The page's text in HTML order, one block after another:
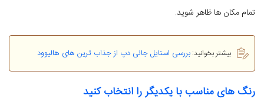
تمام مکان ها ظاهر شوید.
بیشتر بخوانید:بررسی استایل جانی دپ از جذاب ترین های هالیوود
رنگ های مناسب با یکدیگر را انتخاب کنید